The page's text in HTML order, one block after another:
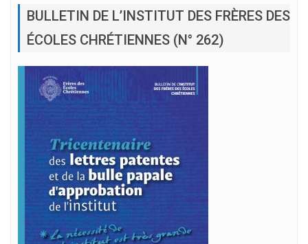
BULLETIN DE L’INSTITUT DES FRÈRES DES
ÉCOLES CHRÉTIENNES (N° 262)